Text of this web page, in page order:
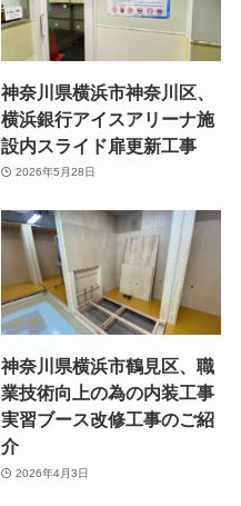
神奈川県横浜市神奈川区、
横浜銀行アイスアリーナ施
設内スライド扉更新工事
2026年5月28日
神奈川県横浜市鶴見区、職
業技術向上の為の内装工事
実習ブース改修工事のご紹
介
2026年4月3日